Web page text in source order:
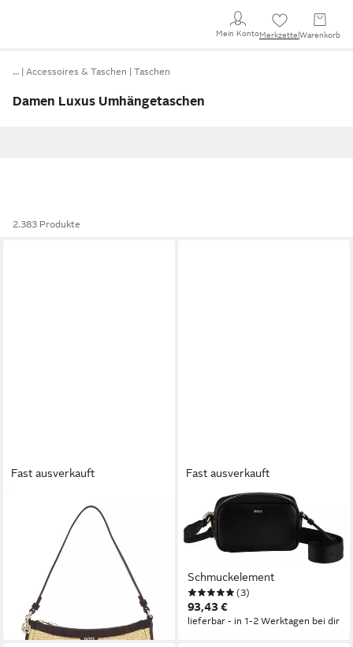
Mein KontoMerkzettel Warenkorb
… Accessoires & Taschen Taschen
Damen Luxus Umhängetaschen
2.383 Produkte
Fast ausverkauft
Schultertasche,
Umhängetasche, Damen
Handtasche mit verstellbarem
Umhängeriemen
160,00 €
lieferbar - in 1-2 Werktagen bei dir
Fast ausverkauft
Umhängetasche Sandy,
Damen Handtasche,
Schultertasche mit BOSS-
Schmuckelement
(3)
93,43 €
lieferbar - in 1-2 Werktagen bei dir